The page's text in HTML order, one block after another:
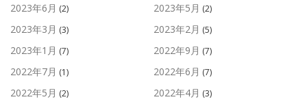
2023年6月 (2) 2023年5月 (2)
2023年3月 (3) 2023年2月 (5)
2023年1月 (7) 2022年9月 (7)
2022年7月 (1) 2022年6月 (7)
2022年5月 (2) 2022年4月 (3)